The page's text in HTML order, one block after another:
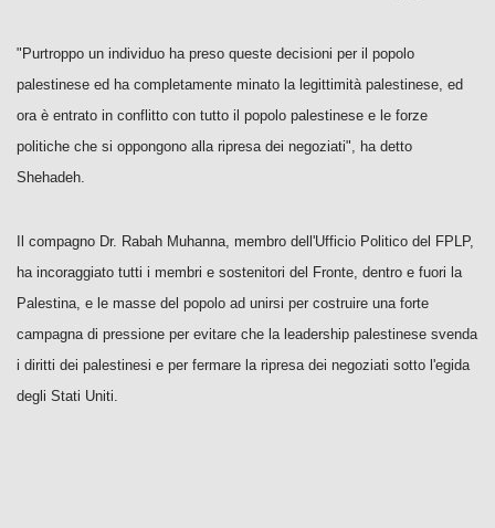
"Purtroppo un individuo ha preso queste decisioni per il popolo
palestinese ed ha completamente minato la legittimità palestinese, ed
ora è entrato in conflitto con tutto il popolo palestinese e le forze
politiche che si oppongono alla ripresa dei negoziati", ha detto
Shehadeh.
Il compagno Dr. Rabah Muhanna, membro dell'Ufficio Politico del FPLP,
ha incoraggiato tutti i membri e sostenitori del Fronte, dentro e fuori la
Palestina, e le masse del popolo ad unirsi per costruire una forte
campagna di pressione per evitare che la leadership palestinese svenda
i diritti dei palestinesi e per fermare la ripresa dei negoziati sotto l'egida
degli Stati Uniti.